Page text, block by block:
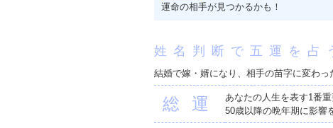
運命の相手が見つかるかも！
姓名判断で五運を占
結婚で嫁・婿になり、相手の苗字に変わっ
総運
あなたの人生を表す1番
50歳以降の晩年期に影響